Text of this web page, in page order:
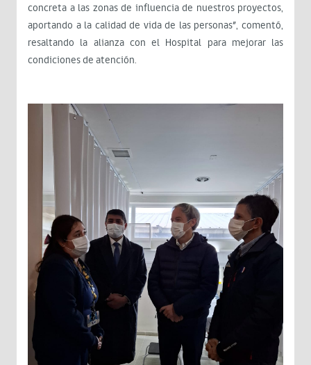
concreta a las zonas de influencia de nuestros proyectos,
aportando a la calidad de vida de las personas”, comentó,
resaltando la alianza con el Hospital para mejorar las
condiciones de atención.